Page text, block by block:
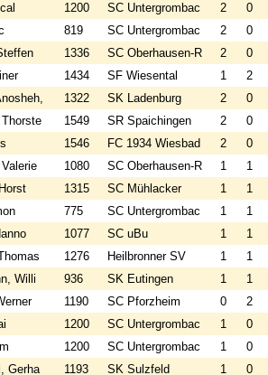
1200 SC Untergrombac 2 0
819 SC Untergrombac 2 0
1336 SC Oberhausen-R 2 0
1434 SF Wiesental 1 2
1322 SK Ladenburg 2 0
1549 SR Spaichingen 2 0
1546 FC 1934 Wiesbad 2 0
1080 SC Oberhausen-R 1 1
1315 SC Mühlacker 1 1
775 SC Untergrombac 1 1
1077 SC uBu 1 1
1276 Heilbronner SV 1 1
Willi 936 SK Eutingen 1 1
1190 SC Pforzheim 0 2
1200 SC Untergrombac 1 0
1200 SC Untergrombac 1 0
Gerha 1193 SK Sulzfeld 1 0